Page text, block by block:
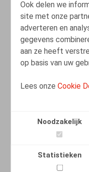
Ook delen we
site met onze
adverteren en
gegevens
aan ze heeft
op basis van uw
Lees onzeCookie
Noodzakelijk
Statistieken
LEES MEER
Pinanti is
Schending